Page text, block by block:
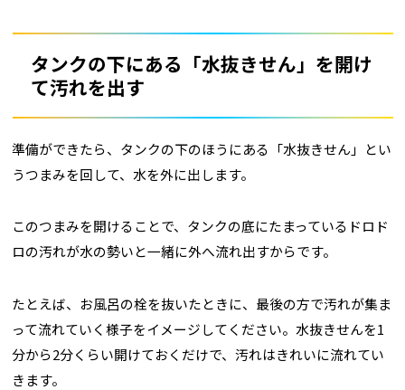
タンクの下にある「水抜きせん」を開け
て汚れを出す
準備ができたら、タンクの下のほうにある「水抜きせん」とい
うつまみを回して、水を外に出します。
このつまみを開けることで、タンクの底にたまっているドロド
ロの汚れが水の勢いと一緒に外へ流れ出すからです。
たとえば、お風呂の栓を抜いたときに、最後の方で汚れが集ま
って流れていく様子をイメージしてください。水抜きせんを1
分から2分くらい開けておくだけで、汚れはきれいに流れてい
きます。